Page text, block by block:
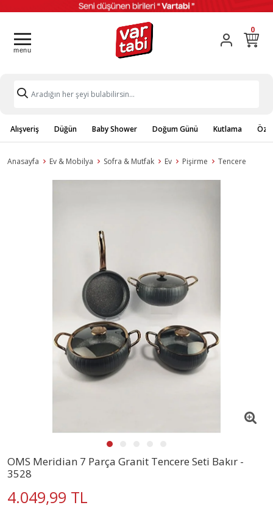
0
Alışveriş Düğün Baby Shower Doğum Günü Kutlama
Anasayfa Ev & Mobilya Sofra & Mutfak Ev Pişirme Tencere
OMS Meridian 7 Parça Granit Tencere Seti Bakır -
3528
4.049,99 TL